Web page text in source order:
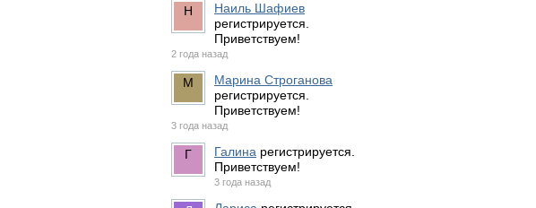
Наиль Шафиев
регистрируется.
Приветствуем!
2 года назад
Марина Строганова
регистрируется.
Приветствуем!
3 года назад
Галина регистрируется.
Приветствуем!
3 года назад